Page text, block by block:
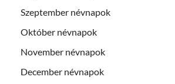
Szeptember névnapok
Október névnapok
November névnapok
December névnapok